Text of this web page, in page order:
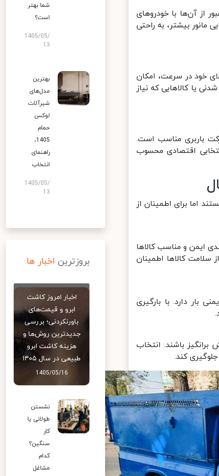
از آن‌ها با خودروهای
بیشتر، به راحتی
خود در سرعت، امکان
یا کالاهایی که نیاز
باربری مناسب است.
اقتصادی محسوب
اما برای اطمینان از
ایمن و مناسب کالاها
کالاها اطمینان
دارد. با بارگیری
باشند. انتخاب
کند.
شما بهتر
است؟
1405/05/
13
بهترین
مدل‌های
شیرآلات
لوکس
حمام
1405،
راهنمای
انتخاب
1405/05/
13
بروزترین اخبار ها
اخبار امروز کاشت
ابرو و قیمت‌های
باورنکردنی؛ بررسی
جدیدترین روش‌ها و
هزینه کاشت ابرو
طبیعی در سال ۱۴۰۵
1405/05/16
نشستن
طولانی یا
کار
سنگین؟
کدام
مشاغل